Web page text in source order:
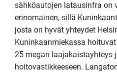
sähköautojen latausinfra on
erinomainen, sillä
josta on hyvät yhteydet
Kuninkaanmiekassa
25 megan laajakaistayhteys
hoitovastikkeeseen.